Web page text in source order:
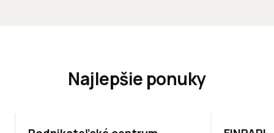
Najlepšie ponuky
ODPORÚČAME TOP